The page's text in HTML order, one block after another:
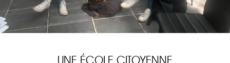
UNE ÉCOLE CITOYENNE